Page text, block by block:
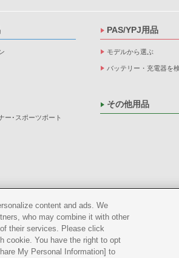
ー･スポーツボート
PAS/YPJ用品
モデルから選ぶ
バッテリー・充電器を
その他用品
content and ads. We
who may combine it with other
their services. Please click
cookie. You have the right to opt
My Personal Information] to